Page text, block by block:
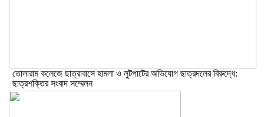
তোলারাম কলেজে ছাত্রাবাসে হামলা ও লুটপাটের অভিযোগ ছাত্রদলের বিরুদ্ধে:
ছাত্রশক্তির সংবাদ সম্মেলন